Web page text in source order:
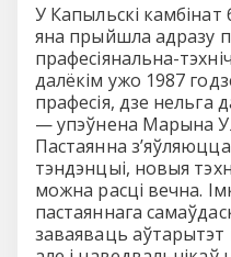
У Капыльскі камбінат
яна прыйшла адразу
прафесіянальна-
далёкім ужо 1987
прафесія, дзе нельга
— упэўнена Марына
Пастаянна
тэндэнцыі, новыя
можна расці вечна.
пастаяннага
заваяваць аўтарытэт